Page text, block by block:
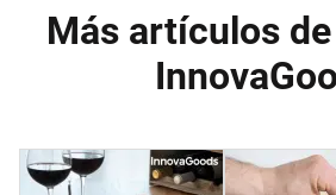
Más artículos